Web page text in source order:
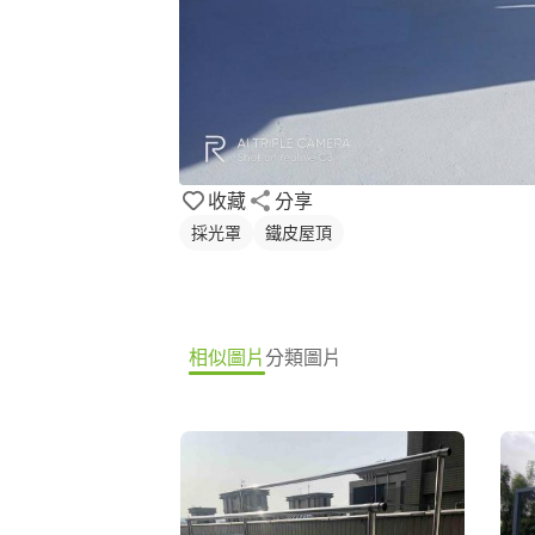
收藏 分享
採光罩 鐵皮屋頂
相似圖片分類圖片